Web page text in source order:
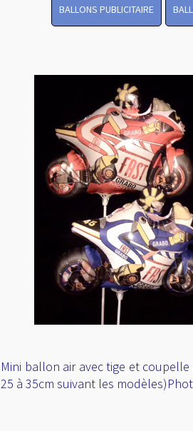
BALLONS PUBLICITAIRE
Mini ballon air avec tige et
25 à 35cm suivant les